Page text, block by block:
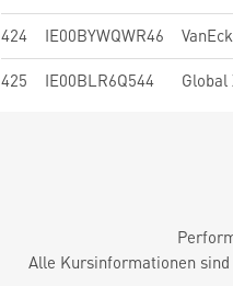
424 IE00BYWQWR46
425 IE00BLR6Q544 Global
Alle Kursinformationen